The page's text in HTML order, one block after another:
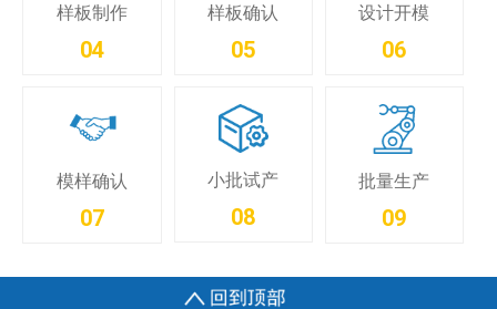
样板制作
04
样板确认
05
设计开模
06
模样确认
07
小批试产
08
批量生产
09